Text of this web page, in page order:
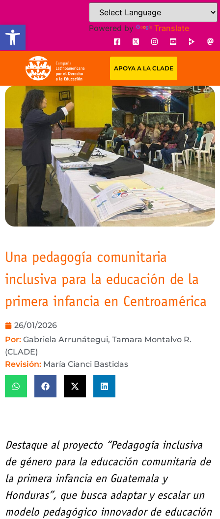
Open toolbarPowered by Translate
APOYA A LA CLADE
Una pedagogía comunitaria
inclusiva para la educación de la
primera infancia en Centroamérica
26/01/2026
Por: Gabriela Arrunátegui, Tamara Montalvo R.
(CLADE)
Revisión: María Cianci Bastidas
Destaque al proyecto “Pedagogía inclusiva
de género para la educación comunitaria de
la primera infancia en Guatemala y
Honduras”, que busca adaptar y escalar un
modelo pedagógico innovador de educación